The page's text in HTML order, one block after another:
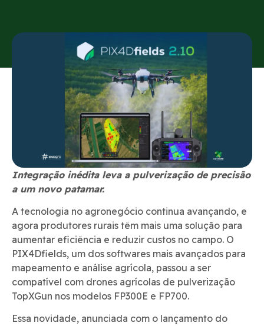
Integração inédita leva a pulverização de precisão
a um novo patamar.
A tecnologia no agronegócio continua avançando, e
agora produtores rurais têm mais uma solução para
aumentar eficiência e reduzir custos no campo. O
PIX4Dfields, um dos softwares mais avançados para
mapeamento e análise agrícola, passou a ser
compatível com drones agrícolas de pulverização
TopXGun nos modelos FP300E e FP700.
Essa novidade, anunciada com o lançamento do